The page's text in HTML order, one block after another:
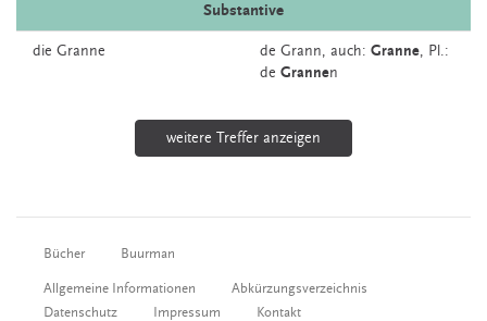
Substantive
die Granne de Grann, auch: Granne, Pl.:
de Grannen
weitere Treffer anzeigen
Bücher Buurman
Allgemeine Informationen
Abkürzungsverzeichnis
Datenschutz
Impressum Kontakt